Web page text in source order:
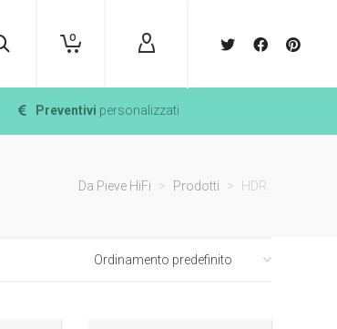
0
Preventivi personalizzati
Da Pieve HiFi > Prodotti > HDR